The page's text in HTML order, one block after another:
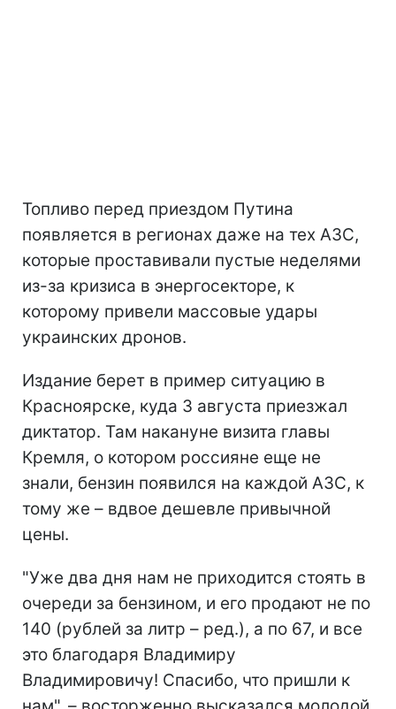
Топливо перед приездом Путина
появляется в регионах даже на тех АЗС,
которые проставивали пустые неделями
из-за кризиса в энергосекторе, к
которому привели массовые удары
украинских дронов.
Издание берет в пример ситуацию в
Красноярске, куда 3 августа приезжал
диктатор. Там накануне визита главы
Кремля, о котором россияне еще не
знали, бензин появился на каждой АЗС, к
тому же – вдвое дешевле привычной
цены.
"Уже два дня нам не приходится стоять в
очереди за бензином, и его продают не по
140 (рублей за литр – ред.), а по 67, и все
это благодаря Владимиру
Владимировичу! Спасибо, что пришли к